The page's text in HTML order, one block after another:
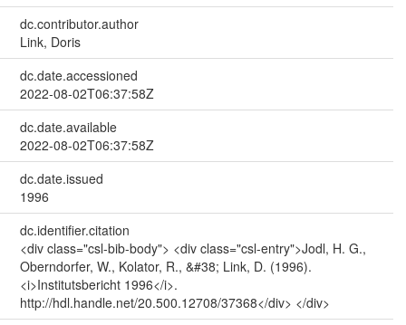
dc.contributor.author
Link, Doris
dc.date.accessioned
2022-08-02T06:37:58Z
dc.date.available
2022-08-02T06:37:58Z
dc.date.issued
1996
dc.identifier.citation
<div class="csl-bib-body"> <div class="csl-entry">Jodl, H. G.,
Oberndorfer, W., Kolator, R., &#38; Link, D. (1996).
<i>Institutsbericht 1996</i>.
http://hdl.handle.net/20.500.12708/37368</div> </div>